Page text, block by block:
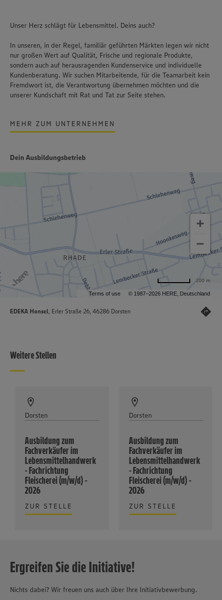
Unser Herz schlägt für Lebensmittel. Deins auch?
In unseren, in der Regel, familiär geführten Märkten legen wir nicht
nur großen Wert auf Qualität, Frische und regionale Produkte,
sondern auch auf herausragenden Kundenservice und individuelle
Kundenberatung. Wir suchen Mitarbeitende, für die Teamarbeit kein
Fremdwort ist, die Verantwortung übernehmen möchten und die
unserer Kundschaft mit Rat und Tat zur Seite stehen.
MEHR ZUM UNTERNEHMEN
Dein Ausbildungsbetrieb
Terms of use © 1987–2026 HERE, Deutschland
200 m
EDEKA Honsel, Erler Straße 26, 46286 Dorsten
Weitere Stellen
Dorsten
Ausbildung zum
Fachverkäufer im
Lebensmittelhandwerk
- Fachrichtung
Fleischerei (m/w/d) -
2026
ZUR STELLE
Dorsten
Ausbildung zum
Fachverkäufer im
Lebensmittelhandwerk
- Fachrichtung
Fleischerei (m/w/d) -
2026
ZUR STELLE
Ergreifen Sie die Initiative!
Nichts dabei? Wir freuen uns auch über Ihre Initiativbewerbung.